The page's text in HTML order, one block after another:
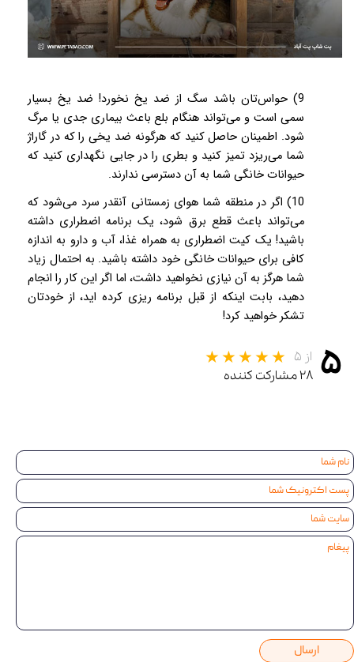
9) حواس‌تان باشد سگ از ضد یخ نخورد! ضد یخ بسیار
سمی است و می‌تواند هنگام بلع باعث بیماری جدی یا مرگ
شود. اطمینان حاصل کنید که هرگونه ضد یخی را که در گاراژ
شما می‌ریزد تمیز کنید و بطری را در جایی نگهداری کنید که
حیوانات خانگی شما به آن دسترسی ندارند.
10) اگر در منطقه شما هوای زمستانی آنقدر سرد می‌شود که
می‌تواند باعث قطع برق شود، یک برنامه اضطراری داشته
باشید! یک کیت اضطراری به همراه غذا، آب و دارو به اندازه
کافی برای حیوانات خانگی خود داشته باشید. به احتمال زیاد
شما هرگز به آن نیازی نخواهید داشت، اما اگر این کار را انجام
دهید، بابت اینکه از قبل برنامه ریزی کرده اید، از خودتان
تشکر خواهید کرد!
۵ از ۵
۲۸ مشارکت کننده
ارسال